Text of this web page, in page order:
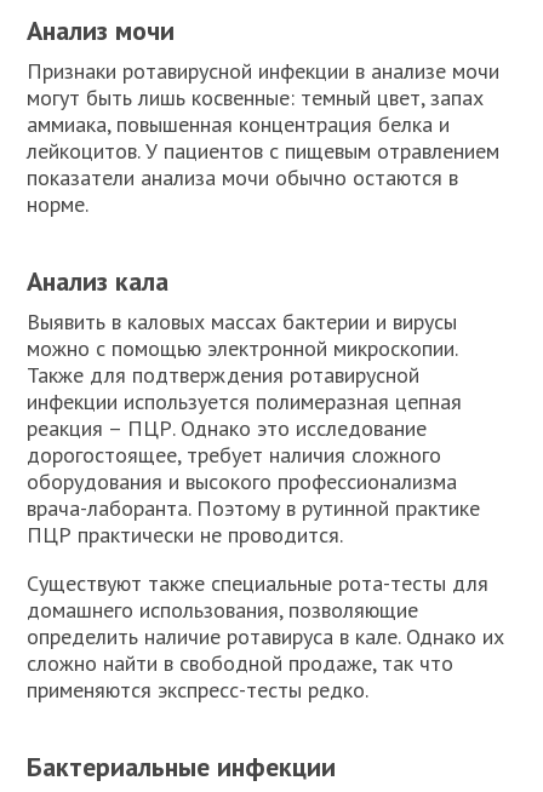
Анализ мочи
Признаки ротавирусной инфекции в анализе мочи
могут быть лишь косвенные: темный цвет, запах
аммиака, повышенная концентрация белка и
лейкоцитов. У пациентов с пищевым отравлением
показатели анализа мочи обычно остаются в
норме.
Анализ кала
Выявить в каловых массах бактерии и вирусы
можно с помощью электронной микроскопии.
Также для подтверждения ротавирусной
инфекции используется полимеразная цепная
реакция – ПЦР. Однако это исследование
дорогостоящее, требует наличия сложного
оборудования и высокого профессионализма
врача-лаборанта. Поэтому в рутинной практике
ПЦР практически не проводится.
Существуют также специальные рота-тесты для
домашнего использования, позволяющие
определить наличие ротавируса в кале. Однако их
сложно найти в свободной продаже, так что
применяются экспресс-тесты редко.
Бактериальные инфекции